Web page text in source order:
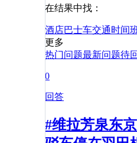
在结果中找：
酒店巴士车交通时间
更多
热门问题最新问题待
0
回答
#维拉芳泉东